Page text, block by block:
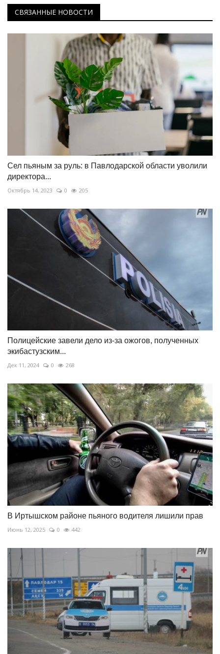
СВЯЗАННЫЕ НОВОСТИ
Сел пьяным за руль: в Павлодарской области уволили
директора...
Октябрь 14, 2023 0 205
Полицейские завели дело из-за ожогов, полученных
экибастузским...
Дек 11, 2024 0 268
В Иртышском районе пьяного водителя лишили прав
Июнь 12, 2025 0 442